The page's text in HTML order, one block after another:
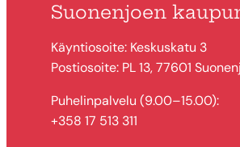
Suonenjoen
Käyntiosoite: Keskuskatu 3
Postiosoite: PL 13, 77601
Puhelinpalvelu (9.00–15.00):
+358 17 513 311